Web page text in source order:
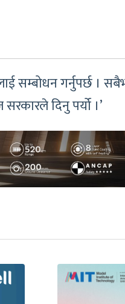
गर्नुपर्छ ।
दिनु पर्यो ।’